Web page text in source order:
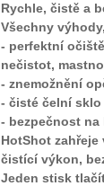
Rychle, čistě a
Všechny
- perfektní
nečistot,
- znemožnění
- čisté čelní
- bezpečnost
HotShot
čistící výkon,
Jeden stisk